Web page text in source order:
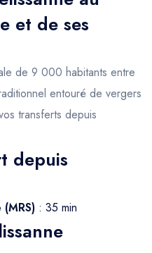
et de ses
de 9 000 habitants entre
entouré de vergers
transferts depuis
depuis
: 35 min